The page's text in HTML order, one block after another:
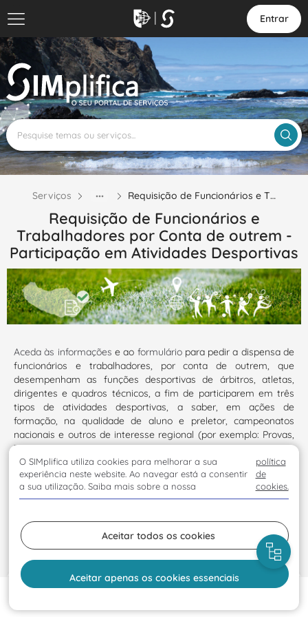
Entrar
Serviços Requisição de Funcionários e T…
Requisição de Funcionários e
Trabalhadores por Conta de outrem -
Participação em Atividades Desportivas
Aceda às informações e ao formulário para pedir a dispensa de
funcionários e trabalhadores, por conta de outrem, que
desempenham as funções desportivas de árbitros, atletas,
dirigentes e quadros técnicos, a fim de participarem em três
tipos de atividades desportivas, a saber, em ações de
formação, na qualidade de aluno e preletor, campeonatos
nacionais e outros de interesse regional (por exemplo: Provas,
Taças, Torneios, etc.).
Os pedidos de requisição dos vários agentes desportivos
devem ser efetuados, no mínimo, com 10 dias úteis de
campeonatos nacionais e de 22 dias úteis para os outros de
interesse regional, através do preenchimento do respetivo
formulário.
Entidades
O SIMplifica utiliza cookies para melhorar a sua
experiência neste website. Ao navegar está a consentir
a sua utilização. Saiba mais sobre a nossa
política
de
cookies.
Aceitar todos os cookies
Aceitar apenas os cookies essenciais